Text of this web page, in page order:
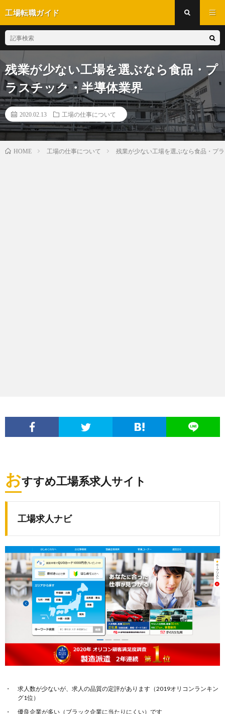
工場転職ガイド
残業が少ない工場を選ぶなら食品・プ
ラスチック・半導体業界
2020.02.13 工場の仕事について
HOME 工場の仕事について 残業が少ない工場を選ぶなら食品・プ
おすすめ工場系求人サイト
工場求人ナビ
求人数が少ないが、求人の品質の定評があります（2019オリコンランキン
グ1位）
優良企業が多い（ブラック企業に当たりにくい）です